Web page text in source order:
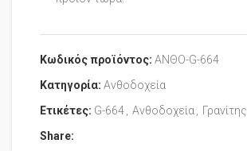
Κωδικός προϊόντος: ΑΝΘΟ-G-664
Κατηγορία: Ανθοδοχεία
Ετικέτες: G-664 Ανθοδοχεία
Γρανίτης
Share: